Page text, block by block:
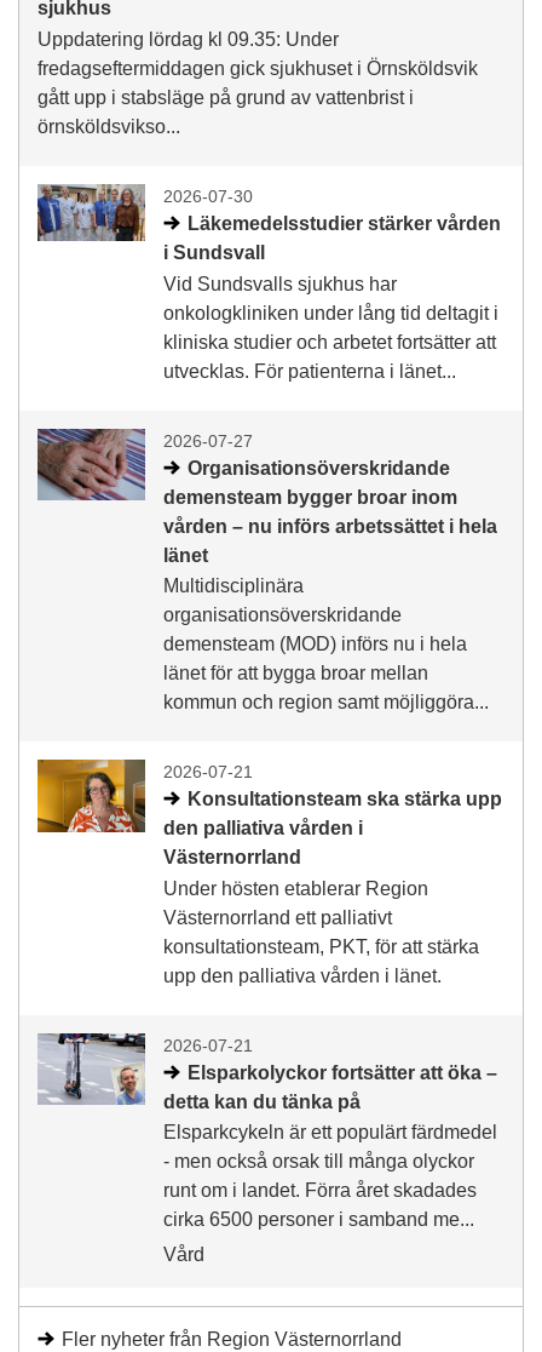
sjukhus
Uppdatering lördag kl 09.35: Under
fredagseftermiddagen gick sjukhuset i Örnsköldsvik
gått upp i stabsläge på grund av vattenbrist i
örnsköldsvikso...
2026-07-30
Läkemedelsstudier stärker vården
i Sundsvall
Vid Sundsvalls sjukhus har
onkologkliniken under lång tid deltagit i
kliniska studier och arbetet fortsätter att
utvecklas. För patienterna i länet...
2026-07-27
Organisationsöverskridande
demensteam bygger broar inom
vården – nu införs arbetssättet i hela
länet
Multidisciplinära
organisationsöverskridande
demensteam (MOD) införs nu i hela
länet för att bygga broar mellan
kommun och region samt möjliggöra...
2026-07-21
Konsultationsteam ska stärka upp
den palliativa vården i
Västernorrland
Under hösten etablerar Region
Västernorrland ett palliativt
konsultationsteam, PKT, för att stärka
upp den palliativa vården i länet.
2026-07-21
Elsparkolyckor fortsätter att öka –
detta kan du tänka på
Elsparkcykeln är ett populärt färdmedel
- men också orsak till många olyckor
runt om i landet. Förra året skadades
cirka 6500 personer i samband me...
Vård
Fler nyheter från Region Västernorrland